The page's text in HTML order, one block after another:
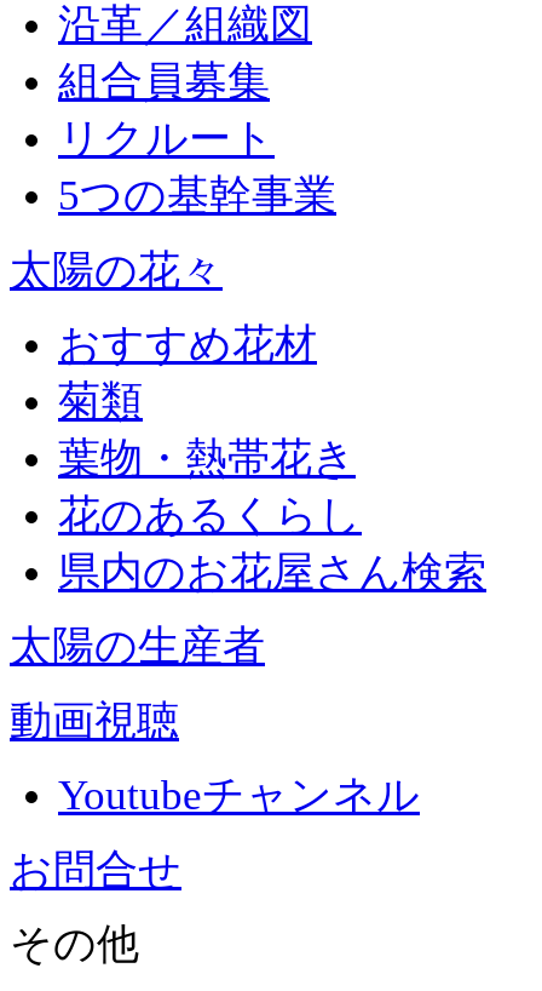
沿革／組織図
組合員募集
リクルート
5つの基幹事業
太陽の花々
おすすめ花材
菊類
葉物・熱帯花き
花のあるくらし
県内のお花屋さん検索
太陽の生産者
動画視聴
Youtubeチャンネル
お問合せ
その他